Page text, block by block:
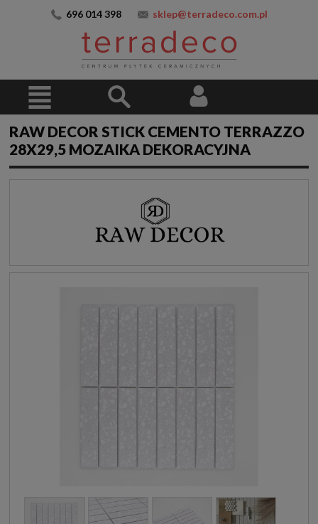
696 014 398 sklep@terradeco.com.pl
RAW DECOR STICK CEMENTO TERRAZZO
28X29,5 MOZAIKA DEKORACYJNA